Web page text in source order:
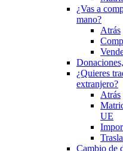
¿Vas a
mano?
Atrás
¿Quieres
extranjero?
Atrás
UE
Cambio de